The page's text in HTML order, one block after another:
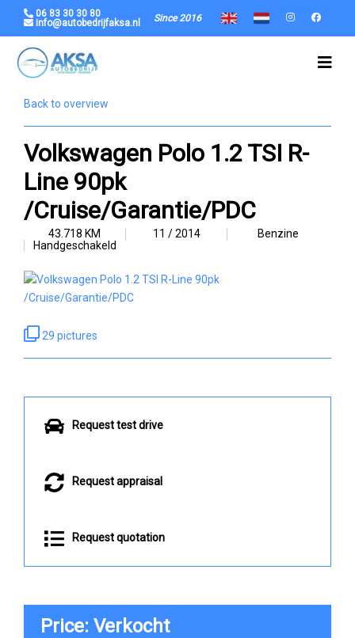
06 83 30 30 80
info@autobedrijfaksa.nl
Since 2016
Back to overview
Volkswagen Polo 1.2 TSI R-
Line 90pk
/Cruise/Garantie/PDC
43.718 KM 11 / 2014
Benzine
Handgeschakeld
29 pictures
Request test drive
Request appraisal
Request quotation
Price: Verkocht